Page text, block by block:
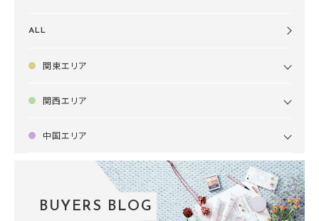
ALL
関東エリア
関西エリア
中国エリア
BUYERS BLOG